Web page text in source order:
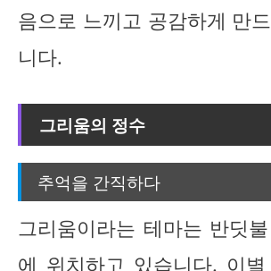
음으로 느끼고 공감하게 만
니다.
그리움의 정수
추억을 간직하다
그리움이라는 테마는 반딧
에 위치하고 있습니다. 이